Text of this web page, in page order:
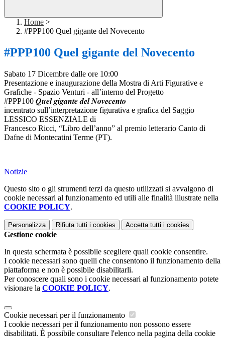
Home >
#PPP100 Quel gigante del Novecento
#PPP100 Quel gigante del Novecento
Sabato 17 Dicembre dalle ore 10:00
Presentazione e inaugurazione della Mostra di Arti Figurative e
Grafiche - Spazio Venturi - all’interno del Progetto
#PPP100 𝑸𝒖𝒆𝒍 𝒈𝒊𝒈𝒂𝒏𝒕𝒆 𝒅𝒆𝒍 𝑵𝒐𝒗𝒆𝒄𝒆𝒏𝒕𝒐
incentrato sull’interpretazione figurativa e grafica del Saggio
LESSICO ESSENZIALE di
Francesco Ricci, “Libro dell’anno” al premio letterario Canto di
Dafne di Montecatini Terme (PT).
Notizie
Questo sito o gli strumenti terzi da questo utilizzati si avvalgono di
cookie necessari al funzionamento ed utili alle finalità illustrate nella
COOKIE POLICY.
Personalizza Rifiuta tutti i cookies Accetta tutti i cookies
Gestione cookie
In questa schermata è possibile scegliere quali cookie consentire.
I cookie necessari sono quelli che consentono il funzionamento della
piattaforma e non è possibile disabilitarli.
Per conoscere quali sono i cookie necessari al funzionamento potete
visionare la COOKIE POLICY.
Cookie necessari per il funzionamento
I cookie necessari per il funzionamento non possono essere
disabilitati. È possibile consultare l'elenco nella pagina della cookie